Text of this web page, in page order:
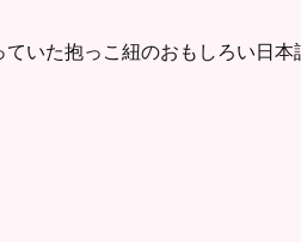
ていた抱っこ紐のおもしろい日本